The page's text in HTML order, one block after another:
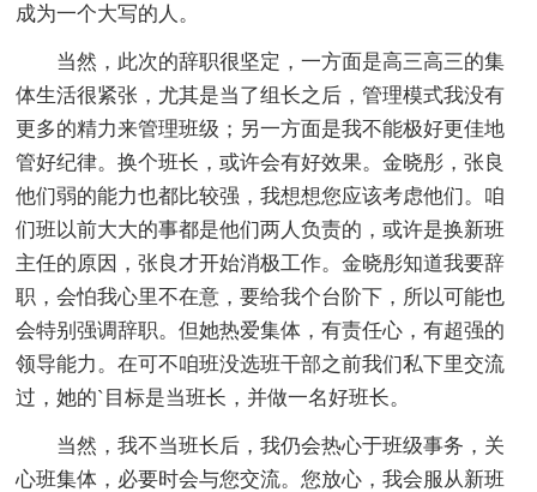
成为一个大写的人。
当然，此次的辞职很坚定，一方面是高三高三的集
体生活很紧张，尤其是当了组长之后，管理模式我没有
更多的精力来管理班级；另一方面是我不能极好更佳地
管好纪律。换个班长，或许会有好效果。金晓彤，张良
他们弱的能力也都比较强，我想想您应该考虑他们。咱
们班以前大大的事都是他们两人负责的，或许是换新班
主任的原因，张良才开始消极工作。金晓彤知道我要辞
职，会怕我心里不在意，要给我个台阶下，所以可能也
会特别强调辞职。但她热爱集体，有责任心，有超强的
领导能力。在可不咱班没选班干部之前我们私下里交流
过，她的`目标是当班长，并做一名好班长。
当然，我不当班长后，我仍会热心于班级事务，关
心班集体，必要时会与您交流。您放心，我会服从新班